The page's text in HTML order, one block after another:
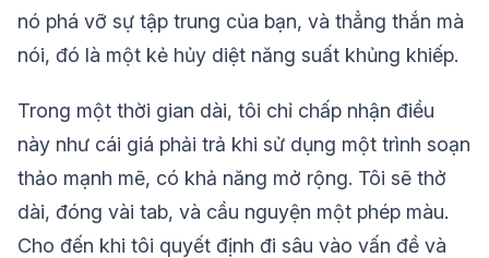
nó phá vỡ sự tập trung của bạn, và thẳng thắn mà
nói, đó là một kẻ hủy diệt năng suất khủng khiếp.
Trong một thời gian dài, tôi chỉ chấp nhận điều
này như cái giá phải trả khi sử dụng một trình soạn
thảo mạnh mẽ, có khả năng mở rộng. Tôi sẽ thở
dài, đóng vài tab, và cầu nguyện một phép màu.
Cho đến khi tôi quyết định đi sâu vào vấn đề và